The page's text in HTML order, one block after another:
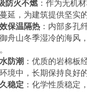
防火不燃：作为无机
延，为建筑提供坚实
保温隔热 ：内部多孔
舟山冬季湿冷的海风
防潮 ：优质的岩棉板
境中，长期保持良好
稳定 ：化学性质稳定